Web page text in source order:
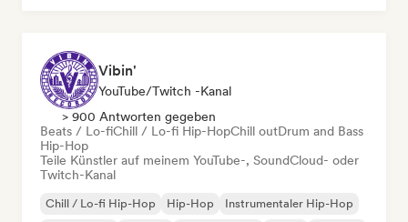
Vibin'
YouTube/Twitch -Kanal
> 900 Antworten gegeben
Beats / Lo-fiChill / Lo-fi Hip-HopChill outDrum and Bass
Hip-Hop
Teile Künstler auf meinem YouTube-, SoundCloud- oder
Twitch-Kanal
Chill / Lo-fi Hip-Hop Hip-Hop
Instrumentaler Hip-Hop